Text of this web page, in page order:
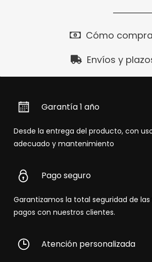
Cómo
Envíos y
Garantía 1 año
Desde la entrega del producto, con
adecuado y mantenimiento
Pago seguro
Garantizamos la total seguridad de
pagos con nuestros clientes.
Atención personalizada